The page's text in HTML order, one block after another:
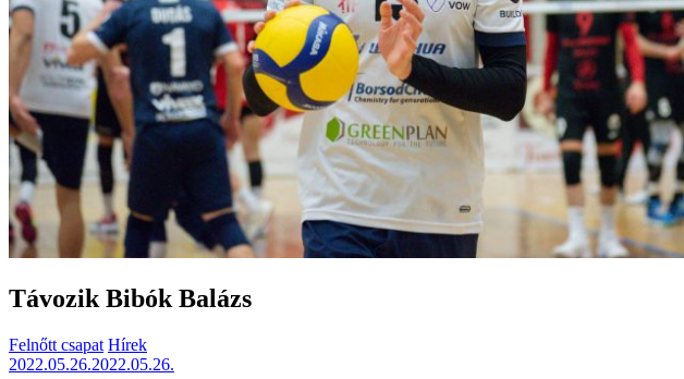
Távozik Bibók Balázs
Felnőtt csapat Hírek
2022.05.26.2022.05.26.